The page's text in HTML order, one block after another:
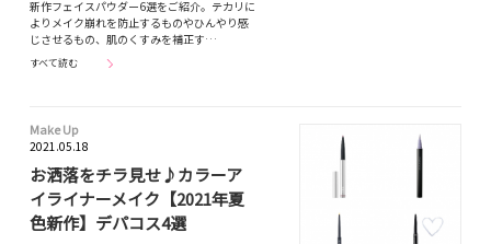
新作フェイスパウダー6選をご紹介。テカリに
よりメイク崩れを防止するものやひんやり感
じさせるもの、肌のくすみを補正す…
すべて読む
Make Up
2021.05.18
お洒落をチラ見せ♪カラーア
イライナーメイク【2021年夏
色新作】デパコス4選